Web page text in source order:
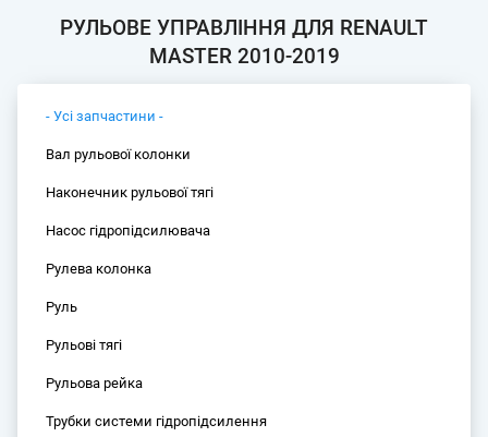
РУЛЬОВЕ УПРАВЛІННЯ ДЛЯ RENAULT
MASTER 2010-2019
- Усі запчастини -
Вал рульової колонки
Наконечник рульової тягі
Насос гідропідсилювача
Рулева колонка
Руль
Рульові тягі
Рульова рейка
Трубки системи гідропідсилення